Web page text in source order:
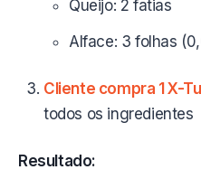
Queijo: 2 fatias
Alface: 3 folhas
Cliente compra 1 X-
todos os ingredientes
Resultado: